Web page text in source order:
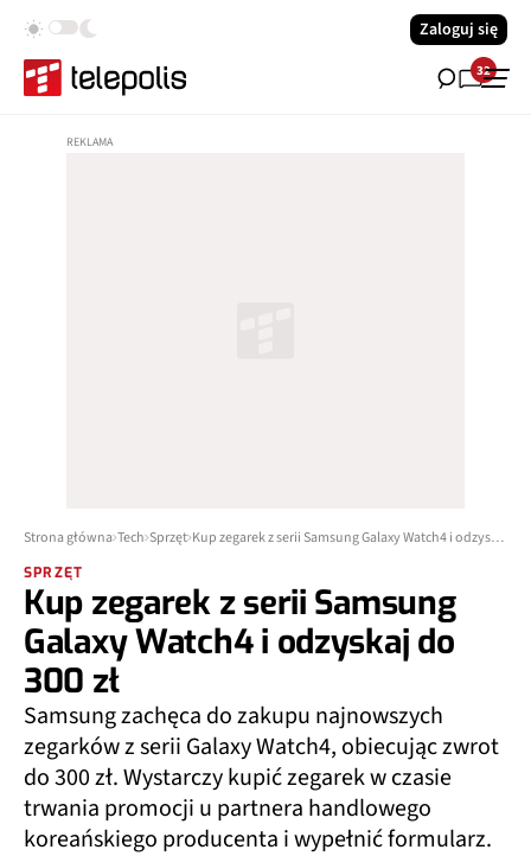
Zaloguj się
32
Strona główna Tech Sprzęt Kup zegarek z serii Samsung Galaxy Watch4 i odzyskaj do 300 zł
SPRZĘT
Kup zegarek z serii Samsung
Galaxy Watch4 i odzyskaj do
300 zł
Samsung zachęca do zakupu najnowszych
zegarków z serii Galaxy Watch4, obiecując zwrot
do 300 zł. Wystarczy kupić zegarek w czasie
trwania promocji u partnera handlowego
koreańskiego producenta i wypełnić formularz.